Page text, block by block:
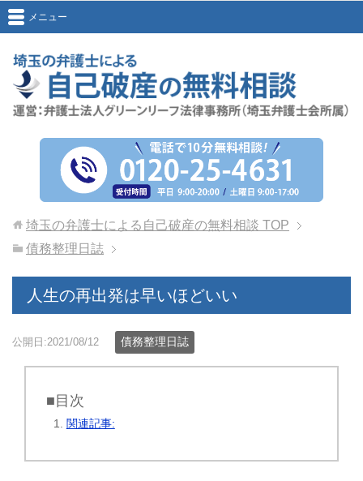
メニュー
埼玉の弁護士による自己破産の無料相談 TOP
債務整理日誌
人生の再出発は早いほどいい
公開日:2021/08/12 債務整理日誌
■目次
関連記事: